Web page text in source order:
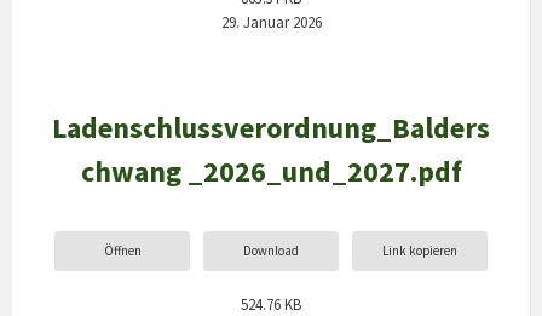
29. Januar 2026
Ladenschlussverordnung_Balders
chwang _2026_und_2027.pdf
Öffnen Download Link kopieren
524.76 KB